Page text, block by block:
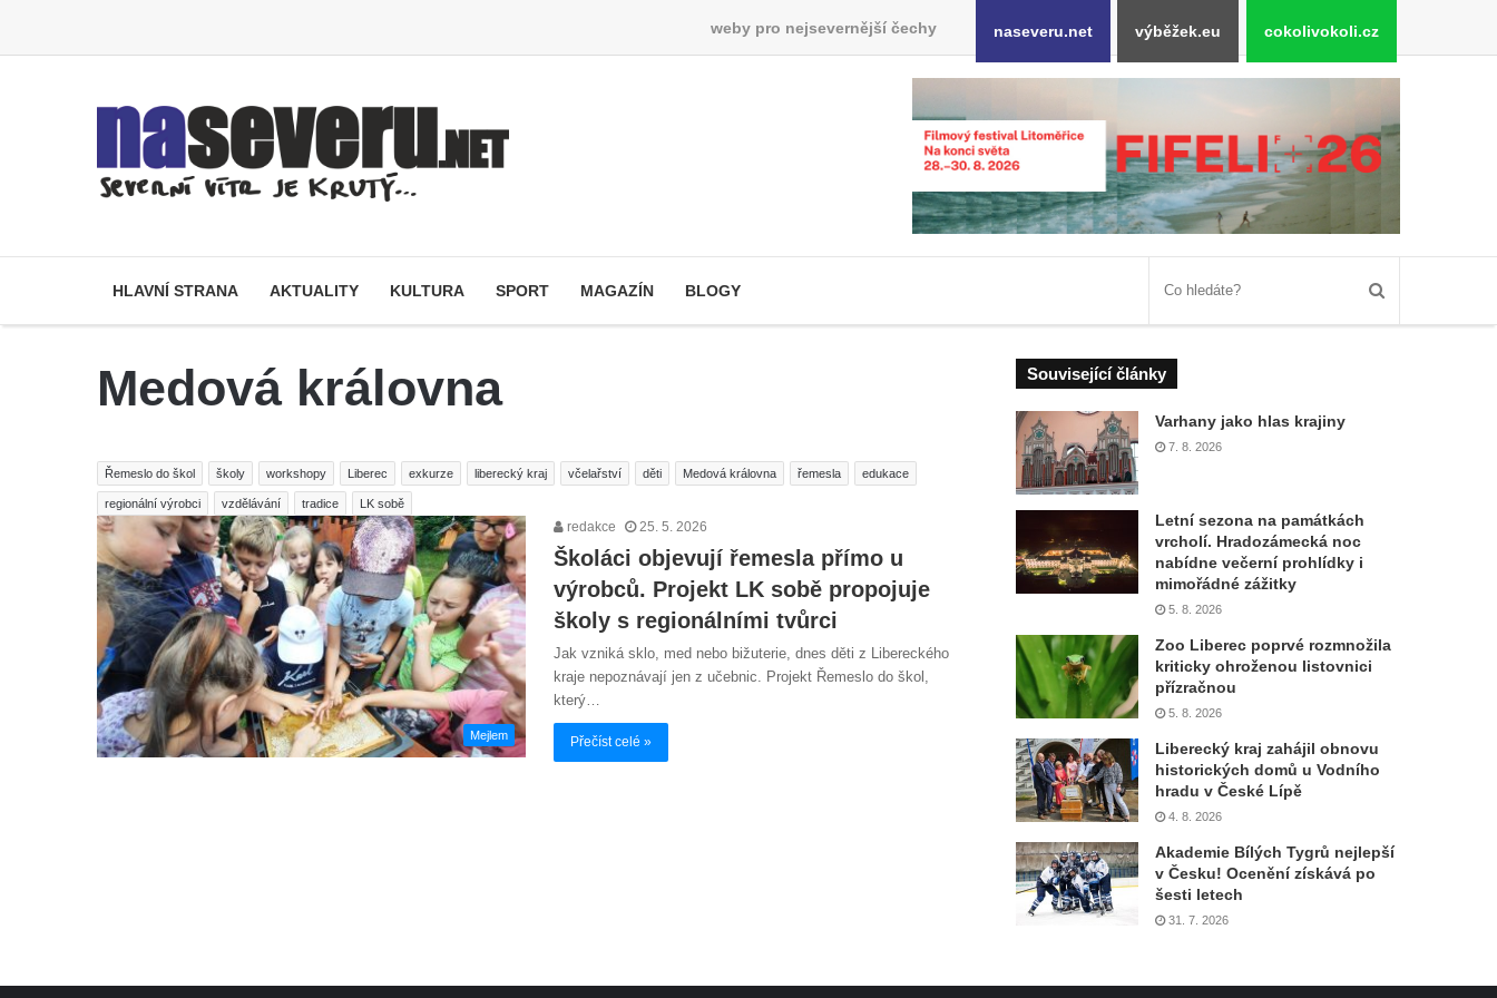
weby pro nejsevernější čechy naseveru.net výběžek.eu cokolivokoli.cz
HLAVNÍ STRANA AKTUALITY KULTURA SPORT MAGAZÍN BLOGY
Medová královna
Řemeslo do škol školy workshopy Liberec exkurze liberecký kraj včelařství děti Medová královna řemesla edukace
regionální výrobci vzdělávání tradice LK sobě
Mejlem
redakce 25. 5. 2026
Školáci objevují řemesla přímo u
výrobců. Projekt LK sobě propojuje
školy s regionálními tvůrci
Jak vzniká sklo, med nebo bižuterie, dnes děti z Libereckého
kraje nepoznávají jen z učebnic. Projekt Řemeslo do škol,
který…
Přečíst celé »
Související články
Varhany jako hlas krajiny
7. 8. 2026
Letní sezona na památkách
vrcholí. Hradozámecká noc
nabídne večerní prohlídky i
mimořádné zážitky
5. 8. 2026
Zoo Liberec poprvé rozmnožila
kriticky ohroženou listovnici
přízračnou
5. 8. 2026
Liberecký kraj zahájil obnovu
historických domů u Vodního
hradu v České Lípě
4. 8. 2026
Akademie Bílých Tygrů nejlepší
v Česku! Ocenění získává po
šesti letech
31. 7. 2026